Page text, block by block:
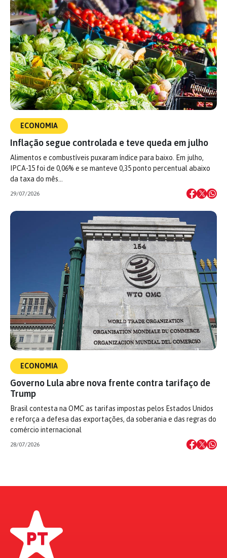
ECONOMIA
Inflação segue controlada e teve queda em julho
Alimentos e combustíveis puxaram índice para baixo. Em julho,
IPCA-15 foi de 0,06% e se manteve 0,35 ponto percentual abaixo
da taxa do mês…
29/07/2026
ECONOMIA
Governo Lula abre nova frente contra tarifaço de
Trump
Brasil contesta na OMC as tarifas impostas pelos Estados Unidos
e reforça a defesa das exportações, da soberania e das regras do
comércio internacional
28/07/2026